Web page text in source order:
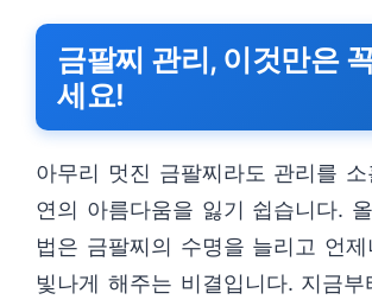
금팔찌 관리, 이것만은
세요!
아무리 멋진 금팔찌라도 관리를
연의 아름다움을 잃기 쉽습니다.
법은 금팔찌의 수명을 늘리고 언
빛나게 해주는 비결입니다. 지금